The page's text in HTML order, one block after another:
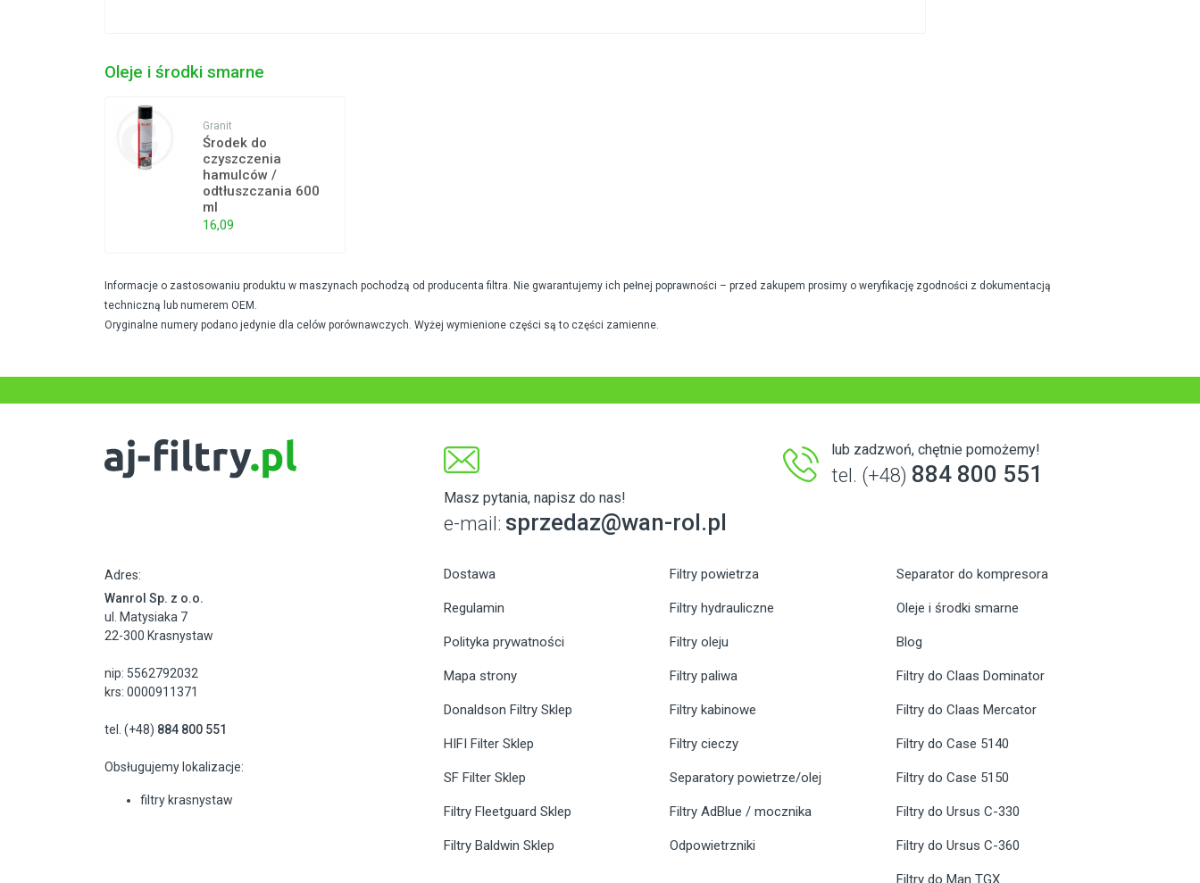
Oleje i środki smarne
Granit
Środek do
czyszczenia
hamulców /
odtłuszczania 600
ml
16,09
Informacje o zastosowaniu produktu w maszynach pochodzą od producenta filtra. Nie gwarantujemy ich pełnej poprawności – przed zakupem prosimy o weryfikację zgodności z dokumentacją
techniczną lub numerem OEM.
Oryginalne numery podano jedynie dla celów porównawczych. Wyżej wymienione części są to części zamienne.
Masz pytania, napisz do nas!
e-mail: sprzedaz@wan-rol.pl
lub zadzwoń, chętnie pomożemy!
tel. (+48) 884 800 551
Adres:
Wanrol Sp. z o.o.
ul. Matysiaka 7
22-300 Krasnystaw
nip: 5562792032
krs: 0000911371
tel. (+48) 884 800 551
Obsługujemy lokalizacje:
filtry krasnystaw
Dostawa
Regulamin
Polityka prywatności
Mapa strony
Donaldson Filtry Sklep
HIFI Filter Sklep
SF Filter Sklep
Filtry Fleetguard Sklep
Filtry Baldwin Sklep
Filtry powietrza
Filtry hydrauliczne
Filtry oleju
Filtry paliwa
Filtry kabinowe
Filtry cieczy
Separatory powietrze/olej
Filtry AdBlue / mocznika
Odpowietrzniki
Separator do kompresora
Oleje i środki smarne
Blog
Filtry do Claas Dominator
Filtry do Claas Mercator
Filtry do Case 5140
Filtry do Case 5150
Filtry do Ursus C-330
Filtry do Ursus C-360
Filtry do Man TGX